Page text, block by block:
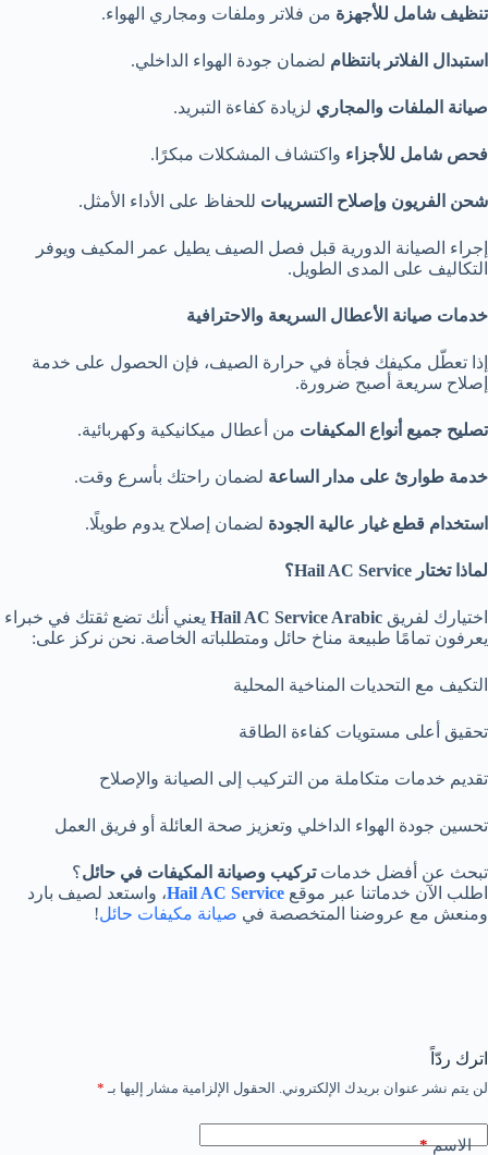
تنظيف شامل للأجهزة من فلاتر وملفات ومجاري الهواء.
استبدال الفلاتر بانتظام لضمان جودة الهواء الداخلي.
صيانة الملفات والمجاري لزيادة كفاءة التبريد.
فحص شامل للأجزاء واكتشاف المشكلات مبكرًا.
شحن الفريون وإصلاح التسريبات للحفاظ على الأداء الأمثل.
إجراء الصيانة الدورية قبل فصل الصيف يطيل عمر المكيف ويوفر
التكاليف على المدى الطويل.
خدمات صيانة الأعطال السريعة والاحترافية
إذا تعطّل مكيفك فجأة في حرارة الصيف، فإن الحصول على خدمة
إصلاح سريعة أصبح ضرورة.
تصليح جميع أنواع المكيفات من أعطال ميكانيكية وكهربائية.
خدمة طوارئ على مدار الساعة لضمان راحتك بأسرع وقت.
استخدام قطع غيار عالية الجودة لضمان إصلاح يدوم طويلًا.
لماذا تختار
اختيارك لفريق Hail AC Service Arabic يعني أنك تضع ثقتك في خبراء
يعرفون تمامًا طبيعة مناخ حائل ومتطلباته الخاصة. نحن نركز على:
التكيف مع التحديات المناخية المحلية
تحقيق أعلى مستويات كفاءة الطاقة
تقديم خدمات متكاملة من التركيب إلى الصيانة والإصلاح
تحسين جودة الهواء الداخلي وتعزيز صحة العائلة أو فريق العمل
تبحث عن أفضل خدماتتركيب وصيانة المكيفات في حائل؟
اطلب الآن خدماتنا عبر موقع Hail AC Service، واستعد لصيف بارد
ومنعش مع عروضنا المتخصصة في صيانة مكيفات حائل!
اترك ردّاً
لن يتم نشر عنوان بريدك الإلكتروني. الحقول الإلزامية مشار إليها بـ *
الاسم*